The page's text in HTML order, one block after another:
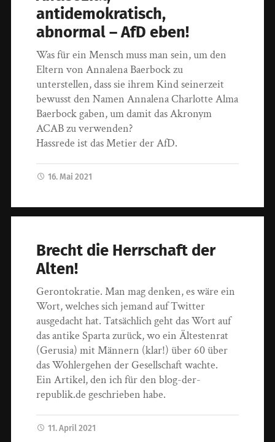
antidemokratisch,
abnormal – AfD eben!
Was für ein Mensch muss man sein, um den
Eltern von Annalena Baerbock zu
unterstellen, dass sie ihrem Kind seinerzeit
bewusst den Namen Annalena Charlotte Alma
Baerbock gaben, um damit das Akronym
ACAB zu verwenden?
Hassrede ist das Metier der AfD.
16. Mai 2021
Brecht die Herrschaft der
Alten!
Gerontokratie. Man mag denken, es wäre ein
Wort, welches sich jemand auf Twitter
ausgedacht hat. Tatsächlich geht das Wort auf
das antike Sparta zurück, wo ein Ältestenrat
(Gerusia) mit Männern (klar!) über 60 über
das Wohlergehen der Gesellschaft wachte.
Ein Artikel, den ich für den blog-der-
republik.de geschrieben habe.
11. April 2021